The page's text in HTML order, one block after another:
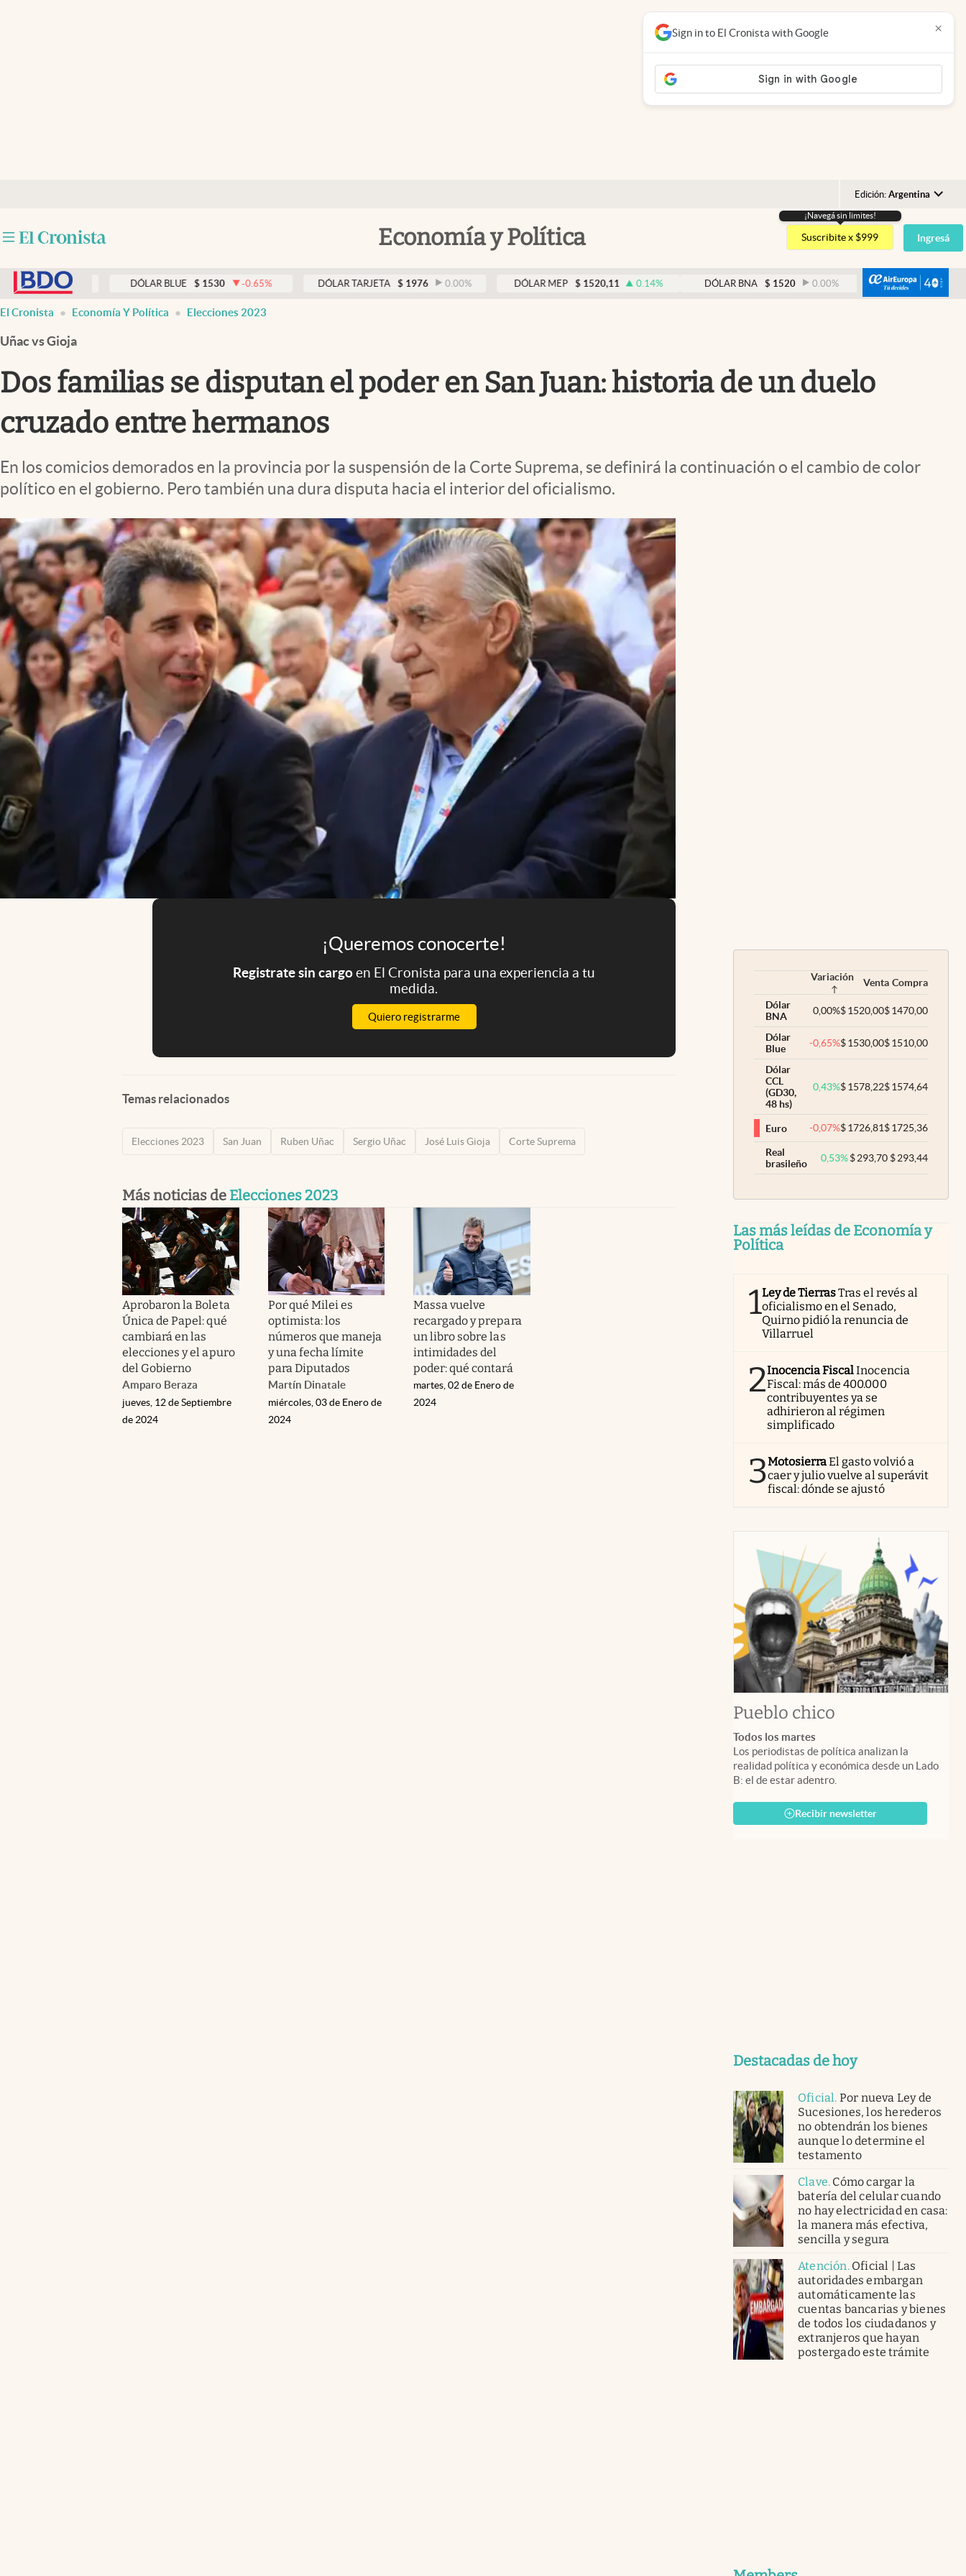
Edición: Argentina
Argentina
España
México
USA
Economía y Política
Otras secciones
Clima
El Cronista Studio
Mediakit
abre en nueva pestaña
¡Navegá sin limites!
Suscribite x $999 Ingresá
0.00% DÓLAR BLUE $ 1530 -0.65 % DÓLAR TARJETA $ 1976 0.00% DÓLAR MEP $ 1520,11 0.14% DÓLAR BNA $ 1520 0.00% DÓLAR BLUE $ 1530
Sign in to El Cronista with Google ×
El Cronista Economía Y Política Elecciones 2023
Uñac vs Gioja
Dos familias se disputan el poder en San Juan: historia de un duelo
cruzado entre hermanos
En los comicios demorados en la provincia por la suspensión de la Corte Suprema, se definirá la continuación o el cambio de color
político en el gobierno. Pero también una dura disputa hacia el interior del oficialismo.
¡Queremos conocerte!
Registrate sin cargoen El Cronista para una experiencia a tu
medida.
Quiero registrarme
Temas relacionados
Elecciones 2023 San Juan Ruben Uñac Sergio Uñac José Luis Gioja Corte Suprema
Más noticias de Elecciones 2023
Aprobaron la Boleta
Única de Papel: qué
cambiará en las
elecciones y el apuro
del Gobierno
Amparo Beraza
jueves, 12 de Septiembre
de 2024
Por qué Milei es
optimista: los
números que maneja
y una fecha límite
para Diputados
Martín Dinatale
miércoles, 03 de Enero de
2024
Massa vuelve
recargado y prepara
un libro sobre las
intimidades del
poder: qué contará
martes, 02 de Enero de
2024
Variación Venta Compra
Dólar
BNA
0,00%$1520,00$1470,00
Dólar
Blue
-0,65%$1530,00$1510,00
Dólar
CCL
(GD30,
48 hs)
0,43%$1578,22$1574,64
Euro -0,07%$1726,81$1725,36
Real
brasileño
0,53% $293,70 $293,44
Las más leídas de Economía y
Política
1Ley de TierrasTras el revés al
oficialismo en el Senado,
Quirno pidió la renuncia de
Villarruel
2Inocencia FiscalInocencia
Fiscal: más de 400.000
contribuyentes ya se
adhirieron al régimen
simplificado
3MotosierraEl gasto volvió a
caer y julio vuelve al superávit
fiscal: dónde se ajustó
Pueblo chico
Todos los martes
Los periodistas de política analizan la
realidad política y económica desde un Lado
B: el de estar adentro.
Recibir newsletter
Destacadas de hoy
Oficial. Por nueva Ley de
Sucesiones, los herederos
no obtendrán los bienes
aunque lo determine el
testamento
Clave. Cómo cargar la
batería del celular cuando
no hay electricidad en casa:
la manera más efectiva,
sencilla y segura
Atención. Oficial | Las
autoridades embargan
automáticamente las
cuentas bancarias y bienes
de todos los ciudadanos y
extranjeros que hayan
postergado este trámite